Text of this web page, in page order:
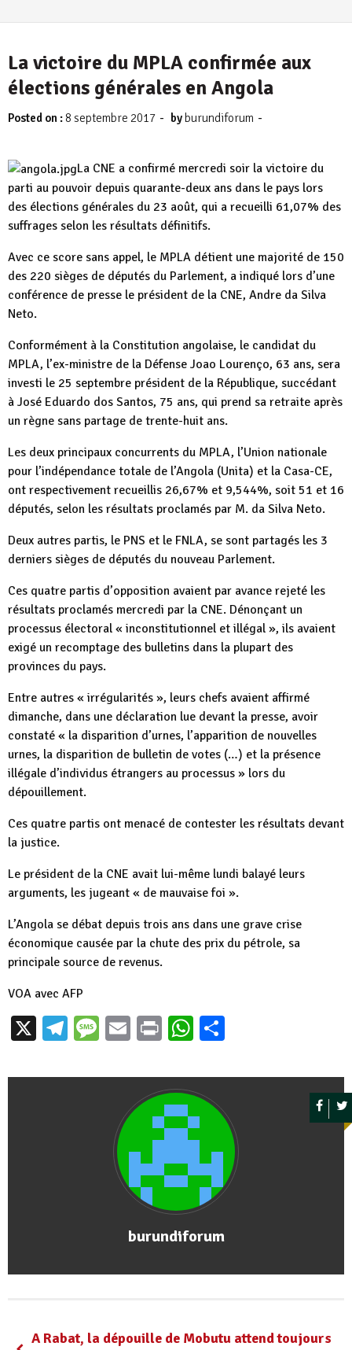
La victoire du MPLA confirmée aux
élections générales en Angola
Posted on : 8 septembre 2017 - by burundiforum -
La CNE a confirmé mercredi soir la victoire du
parti au pouvoir depuis quarante-deux ans dans le pays lors
des élections générales du 23 août, qui a recueilli 61,07% des
suffrages selon les résultats définitifs.
Avec ce score sans appel, le MPLA détient une majorité de 150
des 220 sièges de députés du Parlement, a indiqué lors d’une
conférence de presse le président de la CNE, Andre da Silva
Neto.
Conformément à la Constitution angolaise, le candidat du
MPLA, l’ex-ministre de la Défense Joao Lourenço, 63 ans, sera
investi le 25 septembre président de la République, succédant
à José Eduardo dos Santos, 75 ans, qui prend sa retraite après
un règne sans partage de trente-huit ans.
Les deux principaux concurrents du MPLA, l’Union nationale
pour l’indépendance totale de l’Angola (Unita) et la Casa-CE,
ont respectivement recueillis 26,67% et 9,544%, soit 51 et 16
députés, selon les résultats proclamés par M. da Silva Neto.
Deux autres partis, le PNS et le FNLA, se sont partagés les 3
derniers sièges de députés du nouveau Parlement.
Ces quatre partis d’opposition avaient par avance rejeté les
résultats proclamés mercredi par la CNE. Dénonçant un
processus électoral « inconstitutionnel et illégal », ils avaient
exigé un recomptage des bulletins dans la plupart des
provinces du pays.
Entre autres « irrégularités », leurs chefs avaient affirmé
dimanche, dans une déclaration lue devant la presse, avoir
constaté « la disparition d’urnes, l’apparition de nouvelles
urnes, la disparition de bulletin de votes (…) et la présence
illégale d’individus étrangers au processus » lors du
dépouillement.
Ces quatre partis ont menacé de contester les résultats devant
la justice.
Le président de la CNE avait lui-même lundi balayé leurs
arguments, les jugeant « de mauvaise foi ».
L’Angola se débat depuis trois ans dans une grave crise
économique causée par la chute des prix du pétrole, sa
principale source de revenus.
VOA avec AFP
X Telegram
Message
EmailPrintWhatsApp
burundiforum
A Rabat, la dépouille de Mobutu attend toujours